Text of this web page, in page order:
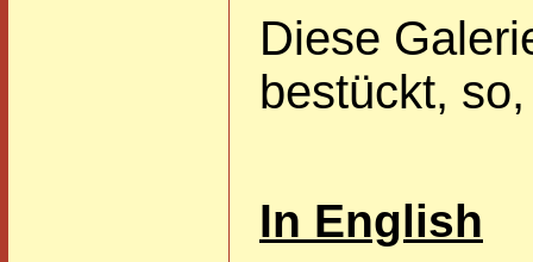
Diese
bestückt,
In English